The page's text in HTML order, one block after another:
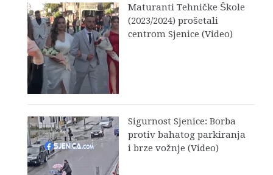
Maturanti Tehničke Škole
(2023/2024) prošetali
centrom Sjenice (Video)
Sigurnost Sjenice: Borba
protiv bahatog parkiranja
i brze vožnje (Video)